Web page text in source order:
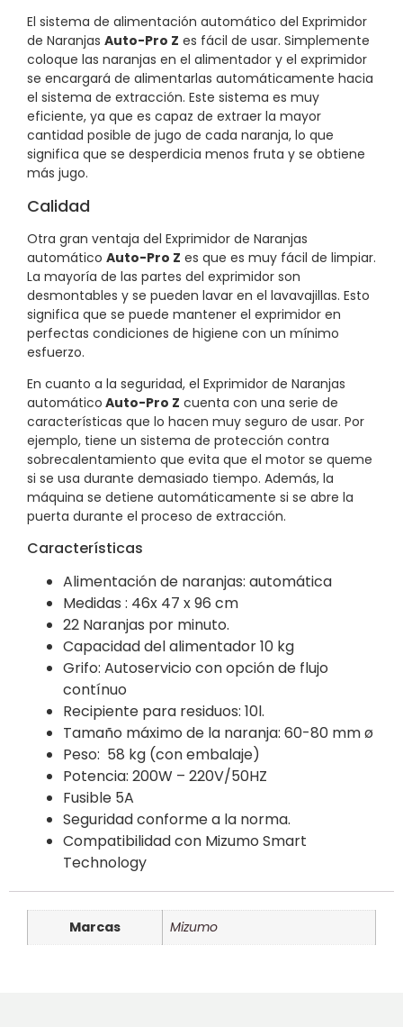
El sistema de alimentación automático del Exprimidor
de Naranjas Auto-Pro Z es fácil de usar. Simplemente
coloque las naranjas en el alimentador y el exprimidor
se encargará de alimentarlas automáticamente hacia
el sistema de extracción. Este sistema es muy
eficiente, ya que es capaz de extraer la mayor
cantidad posible de jugo de cada naranja, lo que
significa que se desperdicia menos fruta y se obtiene
más jugo.
Calidad
Otra gran ventaja del Exprimidor de Naranjas
automático Auto-Pro Z es que es muy fácil de limpiar.
La mayoría de las partes del exprimidor son
desmontables y se pueden lavar en el lavavajillas. Esto
significa que se puede mantener el exprimidor en
perfectas condiciones de higiene con un mínimo
esfuerzo.
En cuanto a la seguridad, el Exprimidor de Naranjas
automático Auto-Pro Z cuenta con una serie de
características que lo hacen muy seguro de usar. Por
ejemplo, tiene un sistema de protección contra
sobrecalentamiento que evita que el motor se queme
si se usa durante demasiado tiempo. Además, la
máquina se detiene automáticamente si se abre la
puerta durante el proceso de extracción.
Características
Alimentación de naranjas: automática
Medidas : 46x 47 x 96 cm
22 Naranjas por minuto.
Capacidad del alimentador 10 kg
Grifo: Autoservicio con opción de flujo
contínuo
Recipiente para residuos: 10l.
Tamaño máximo de la naranja: 60-80 mm ø
Peso: 58 kg (con embalaje)
Potencia: 200W – 220V/50HZ
Fusible 5A
Seguridad conforme a la norma.
Compatibilidad con Mizumo Smart
Technology
Marcas Mizumo